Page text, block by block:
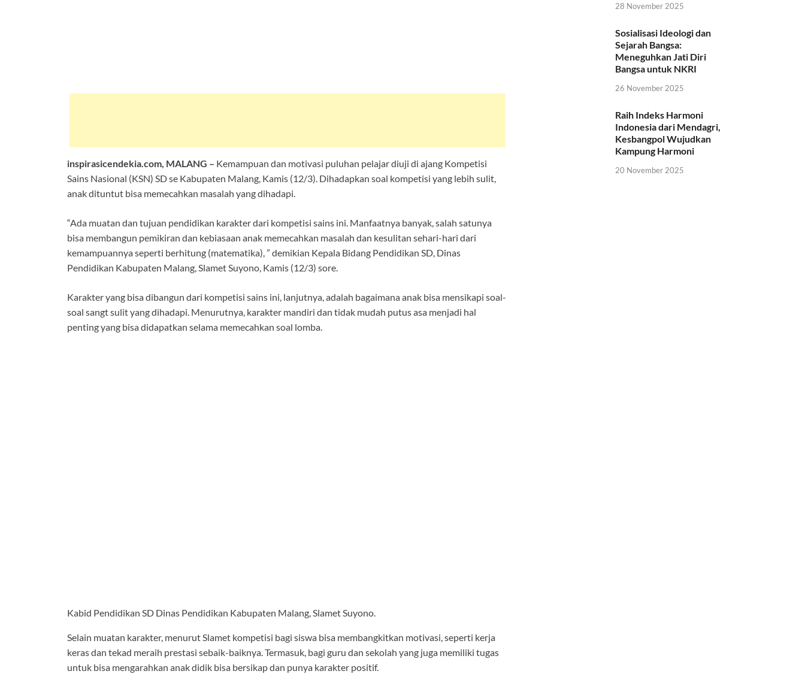
inspirasicendekia.com, MALANG – Kemampuan dan motivasi puluhan pelajar diuji di ajang Kompetisi
Sains Nasional (KSN) SD se Kabupaten Malang, Kamis (12/3). Dihadapkan soal kompetisi yang lebih sulit,
anak dituntut bisa memecahkan masalah yang dihadapi.
“Ada muatan dan tujuan pendidikan karakter dari kompetisi sains ini. Manfaatnya banyak, salah satunya
bisa membangun pemikiran dan kebiasaan anak memecahkan masalah dan kesulitan sehari-hari dari
kemampuannya seperti berhitung (matematika), ” demikian Kepala Bidang Pendidikan SD, Dinas
Pendidikan Kabupaten Malang, Slamet Suyono, Kamis (12/3) sore.
Karakter yang bisa dibangun dari kompetisi sains ini, lanjutnya, adalah bagaimana anak bisa mensikapi soal-
soal sangt sulit yang dihadapi. Menurutnya, karakter mandiri dan tidak mudah putus asa menjadi hal
penting yang bisa didapatkan selama memecahkan soal lomba.
Kabid Pendidikan SD Dinas Pendidikan Kabupaten Malang, Slamet Suyono.
Selain muatan karakter, menurut Slamet kompetisi bagi siswa bisa membangkitkan motivasi, seperti kerja
keras dan tekad meraih prestasi sebaik-baiknya. Termasuk, bagi guru dan sekolah yang juga memiliki tugas
untuk bisa mengarahkan anak didik bisa bersikap dan punya karakter positif.
28 November 2025
Sosialisasi Ideologi dan
Sejarah Bangsa:
Meneguhkan Jati Diri
Bangsa untuk NKRI
26 November 2025
Raih Indeks Harmoni
Indonesia dari Mendagri,
Kesbangpol Wujudkan
Kampung Harmoni
20 November 2025